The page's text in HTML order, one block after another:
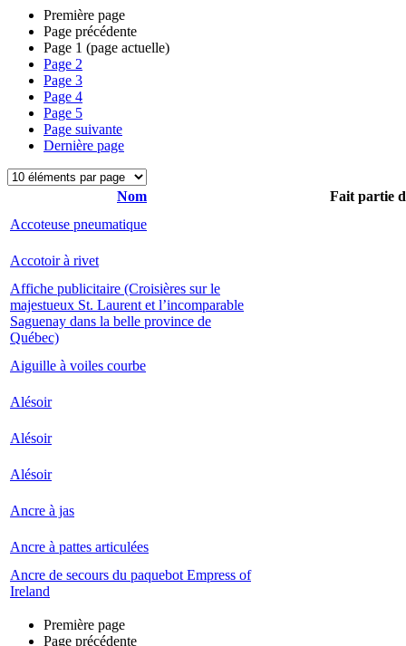
Première page
Page précédente
Page 1 (page actuelle)
Page 2
Page 3
Page 4
Page 5
Page suivante
Dernière page
Nom
Fait partie
Accoteuse pneumatique
Accotoir à rivet
Affiche publicitaire (Croisières sur le
majestueux St. Laurent et l’incomparable
Saguenay dans la belle province de
Québec)
Aiguille à voiles courbe
Alésoir
Alésoir
Alésoir
Ancre à jas
Ancre à pattes articulées
Ancre de secours du paquebot Empress of
Ireland
Première page
Page précédente